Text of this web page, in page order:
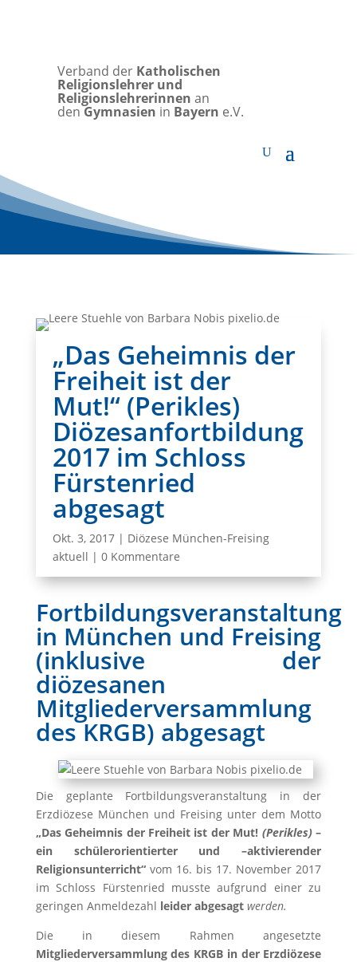
Verband der Katholischen
Religionslehrer und
Religionslehrerinnen an
denGymnasien in Bayern e.V.
„Das Geheimnis der
Freiheit ist der
Mut!“ (Perikles)
Diözesanfortbildung
2017 im Schloss
Fürstenried
abgesagt
Okt. 3, 2017| Diözese München-Freising
aktuell | 0 Kommentare
Fortbildungsveranstaltung
in München und Freising
(inklusive der
diözesanen
Mitgliederversammlung
des KRGB) abgesagt
Die geplante Fortbildungsveranstaltung in der
Erzdiözese München und Freising unter dem Motto
„Das Geheimnis der Freiheit ist der Mut! (Perikles) –
ein schülerorientierter und –aktivierender
Religionsunterricht“ vom 16. bis 17. November 2017
im Schloss Fürstenried musste aufgrund einer zu
geringen Anmeldezahl leider abgesagtwerden.
Die in diesem Rahmen angesetzte
Mitgliederversammlung des KRGB in der Erzdiözese